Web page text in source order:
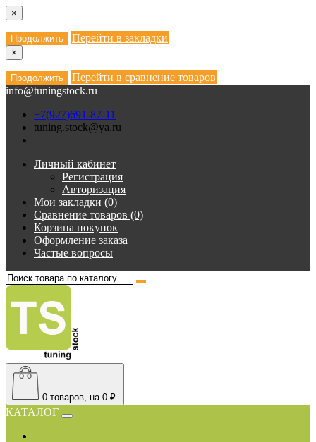
×
Продолжить Перейти в закладки
×
Продолжить
Перейти в сравнение товаров
info@tuningstock.ru
+7(927)691-87-11
tuning.stock@ya.ru
Личный кабинет
Регистрация
Авторизация
Мои закладки (0)
Сравнение товаров (0)
Корзина покупок
Оформление заказа
Частые вопросы
0 товаров, на 0 ₽
КАТАЛОГ